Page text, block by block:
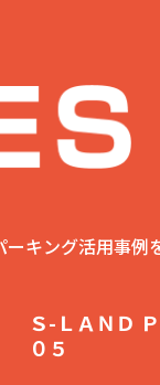
キング活用事例
Ｓ-ＬＡＮＤ
０５